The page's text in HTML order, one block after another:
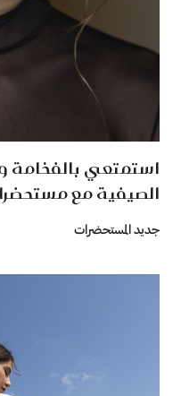
استمتعي بالفخامة
الصيفية مع
جديد المستحضرات